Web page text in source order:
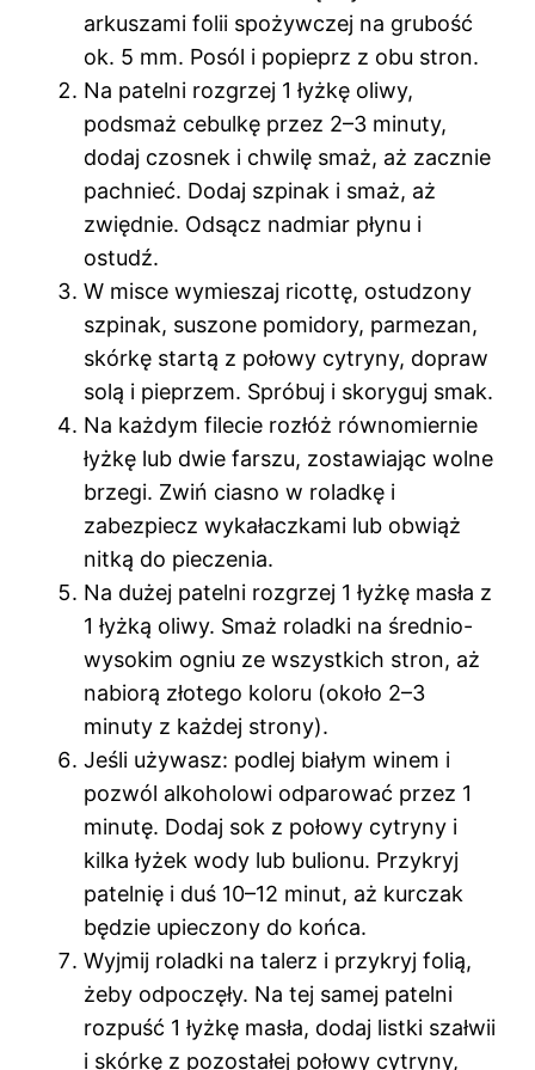
arkuszami folii spożywczej na grubość
ok. 5 mm. Posól i popieprz z obu stron.
Na patelni rozgrzej 1 łyżkę oliwy,
podsmaż cebulkę przez 2–3 minuty,
dodaj czosnek i chwilę smaż, aż zacznie
pachnieć. Dodaj szpinak i smaż, aż
zwiędnie. Odsącz nadmiar płynu i
ostudź.
W misce wymieszaj ricottę, ostudzony
szpinak, suszone pomidory, parmezan,
skórkę startą z połowy cytryny, dopraw
solą i pieprzem. Spróbuj i skoryguj smak.
Na każdym filecie rozłóż równomiernie
łyżkę lub dwie farszu, zostawiając wolne
brzegi. Zwiń ciasno w roladkę i
zabezpiecz wykałaczkami lub obwiąż
nitką do pieczenia.
Na dużej patelni rozgrzej 1 łyżkę masła z
1 łyżką oliwy. Smaż roladki na średnio-
wysokim ogniu ze wszystkich stron, aż
nabiorą złotego koloru (około 2–3
minuty z każdej strony).
Jeśli używasz: podlej białym winem i
pozwól alkoholowi odparować przez 1
minutę. Dodaj sok z połowy cytryny i
kilka łyżek wody lub bulionu. Przykryj
patelnię i duś 10–12 minut, aż kurczak
będzie upieczony do końca.
Wyjmij roladki na talerz i przykryj folią,
żeby odpoczęły. Na tej samej patelni
rozpuść 1 łyżkę masła, dodaj listki szałwii
i skórkę z pozostałej połowy cytryny,